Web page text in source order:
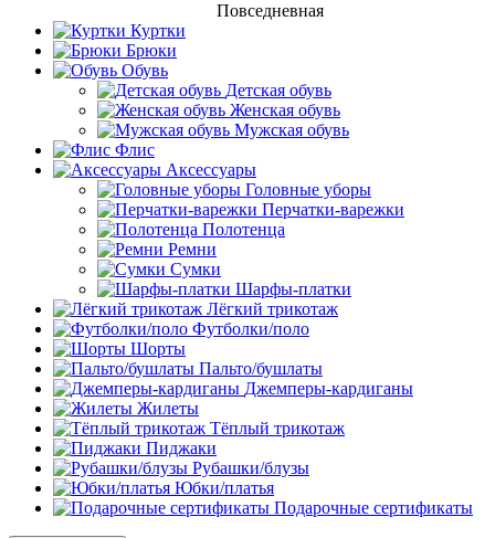
Повседневная
Куртки
Брюки
Обувь
Детская обувь
Женская обувь
Мужская обувь
Флис
Аксессуары
Головные уборы
Перчатки-варежки
Полотенца
Ремни
Сумки
Шарфы-платки
Лёгкий трикотаж
Футболки/поло
Шорты
Пальто/бушлаты
Джемперы-кардиганы
Жилеты
Тёплый трикотаж
Пиджаки
Рубашки/блузы
Юбки/платья
Подарочные сертификаты